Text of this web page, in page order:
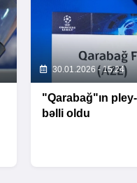
30.01.2026 - 15:24
"Qarabağ"ın
bəlli oldu